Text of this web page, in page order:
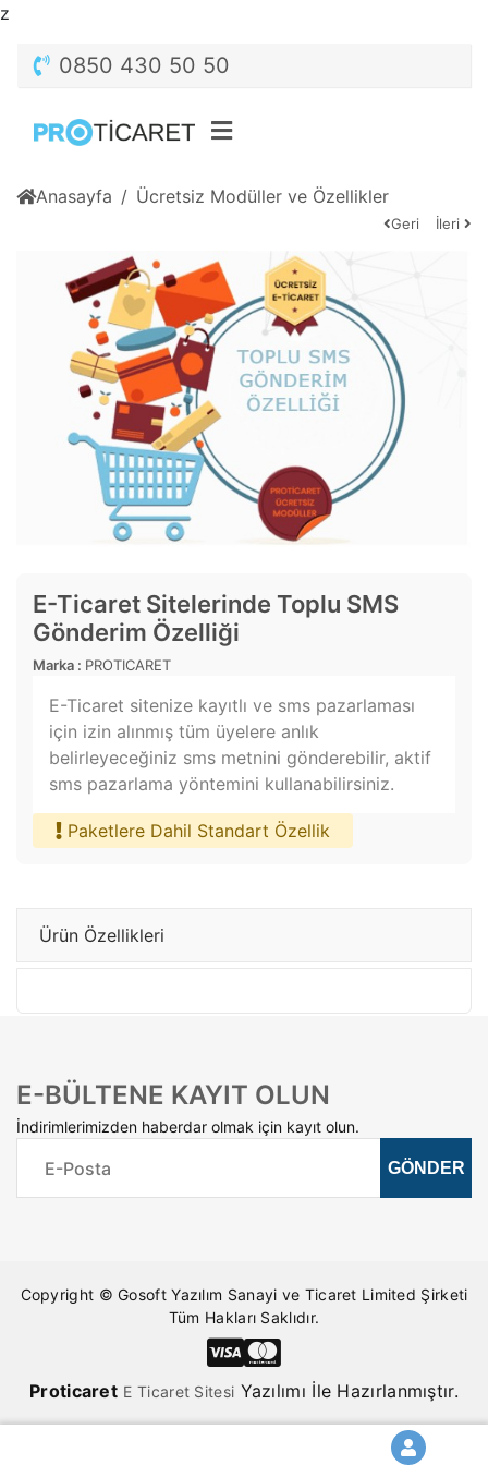
z
0850 430 50 50
Anasayfa Ücretsiz Modüller ve Özellikler
Geri İleri
E-Ticaret Sitelerinde Toplu SMS
Gönderim Özelliği
Marka : PROTICARET
E-Ticaret sitenize kayıtlı ve sms pazarlaması
için izin alınmış tüm üyelere anlık
belirleyeceğiniz sms metnini gönderebilir, aktif
sms pazarlama yöntemini kullanabilirsiniz.
Paketlere Dahil Standart Özellik
Ürün Özellikleri
E-BÜLTENE KAYIT OLUN
İndirimlerimizden haberdar olmak için kayıt olun.
Copyright © Gosoft Yazılım Sanayi ve Ticaret Limited Şirketi
Tüm Hakları Saklıdır.
Proticaret E Ticaret Sitesi Yazılımı İle Hazırlanmıştır.